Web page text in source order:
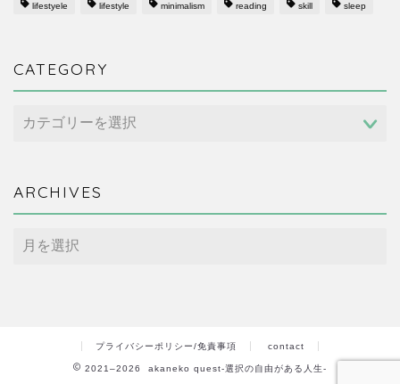
lifestyele lifestyle minimalism reading skill sleep
CATEGORY
ARCHIVES
プライバシーポリシー/免責事項 contact
2021–2026 akaneko quest-選択の自由がある人生-